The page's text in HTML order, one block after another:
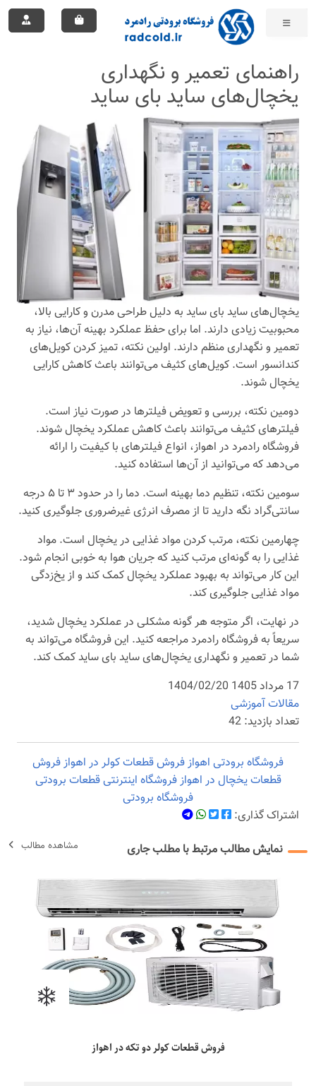
راهنمای تعمیر و نگهداری
یخچال‌های ساید بای ساید
یخچال‌های ساید بای ساید به دلیل طراحی مدرن و کارایی بالا،
محبوبیت زیادی دارند. اما برای حفظ عملکرد بهینه آن‌ها، نیاز به
تعمیر و نگهداری منظم دارند. اولین نکته، تمیز کردن کویل‌های
کندانسور است. کویل‌های کثیف می‌توانند باعث کاهش کارایی
یخچال شوند.
دومین نکته، بررسی و تعویض فیلترها در صورت نیاز است.
فیلترهای کثیف می‌توانند باعث کاهش عملکرد یخچال شوند.
فروشگاه رادمرد در اهواز، انواع فیلترهای با کیفیت را ارائه
می‌دهد که می‌توانید از آن‌ها استفاده کنید.
سومین نکته، تنظیم دما بهینه است. دما را در حدود ۳ تا ۵ درجه
سانتی‌گراد نگه دارید تا از مصرف انرژی غیرضروری جلوگیری کنید.
چهارمین نکته، مرتب کردن مواد غذایی در یخچال است. مواد
غذایی را به گونه‌ای مرتب کنید که جریان هوا به خوبی انجام شود.
این کار می‌تواند به بهبود عملکرد یخچال کمک کند و از یخ‌زدگی
مواد غذایی جلوگیری کند.
در نهایت، اگر متوجه هر گونه مشکلی در عملکرد یخچال شدید،
سریعاً به فروشگاه رادمرد مراجعه کنید. این فروشگاه می‌تواند به
شما در تعمیر و نگهداری یخچال‌های ساید بای ساید کمک کند.
17 مرداد 1405 1404/02/20
مقالات آموزشی
تعداد بازدید: 42
فروشگاه برودتی اهوازفروش قطعات کولر در اهوازفروش
قطعات یخچال در اهوازفروشگاه اینترنتی قطعات برودتی
فروشگاه برودتی
اشتراک گذاری:
نمایش مطالب مرتبط با مطلب جاری
مشاهده مطالب
فروش قطعات کولر دو تکه در اهواز